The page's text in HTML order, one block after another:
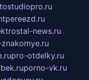
news.ru
pro-otdelky.ru
porno-vk.ru